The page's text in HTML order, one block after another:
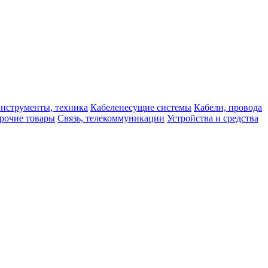
техника Кабеленесущие системы Кабели, провода
товары Связь, телекоммуникации Устройства и средства